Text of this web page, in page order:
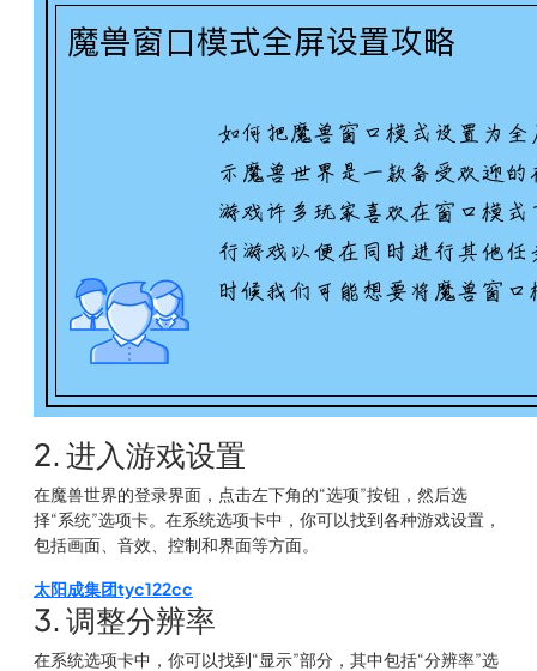
2. 进入游戏设置
在魔兽世界的登录界面，点击左下角的“选项”按钮，然后选
择“系统”选项卡。在系统选项卡中，你可以找到各种游戏设置，
包括画面、音效、控制和界面等方面。
太阳成集团tyc122cc
3. 调整分辨率
在系统选项卡中，你可以找到“显示”部分，其中包括“分辨率”选